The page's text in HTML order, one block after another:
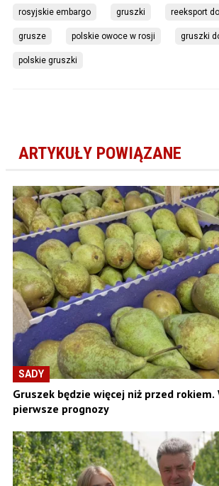
rosyjskie embargo gruszki reeksport
grusze polskie owoce w rosji gruszki
polskie gruszki
ARTYKUŁY POWIĄZANE
SADY
Gruszek będzie więcej niż przed rokiem.
pierwsze prognozy